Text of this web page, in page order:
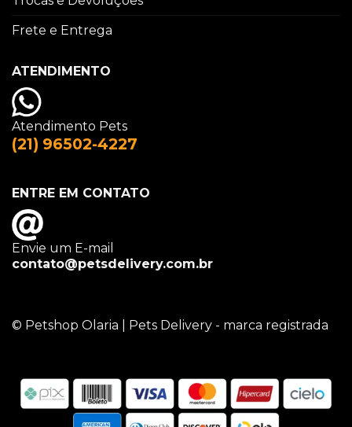
Frete e Entrega
ATENDIMENTO
Atendimento Pets
(21) 96502-4227
ENTRE EM CONTATO
Envie um E-mail
contato@petsdelivery.com.br
© Petshop Olaria | Pets Delivery - marca registrada